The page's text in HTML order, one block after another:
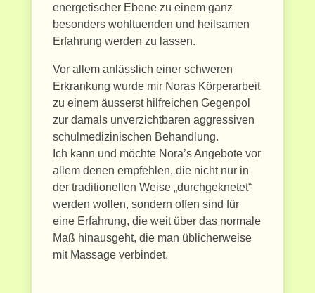
energetischer Ebene zu einem ganz
besonders wohltuenden und heilsamen
Erfahrung werden zu lassen.
Vor allem anlässlich einer schweren
Erkrankung wurde mir Noras Körperarbeit
zu einem äusserst hilfreichen Gegenpol
zur damals unverzichtbaren aggressiven
schulmedizinischen Behandlung.
Ich kann und möchte Nora’s Angebote vor
allem denen empfehlen, die nicht nur in
der traditionellen Weise „durchgeknetet“
werden wollen, sondern offen sind für
eine Erfahrung, die weit über das normale
Maß hinausgeht, die man üblicherweise
mit Massage verbindet.